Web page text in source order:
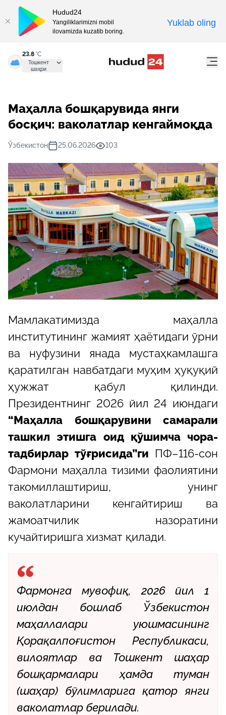
23.8 °C
Тошкент
шаҳри
Маҳалла бошқарувида янги
босқич: ваколатлар кенгаймоқда
Ўзбекистон 25.06.2026 103
Мамлакатимизда маҳалла
институтининг жамият ҳаётидаги ўрни
ва нуфузини янада мустаҳкамлашга
қаратилган навбатдаги муҳим ҳуқуқий
ҳужжат қабул қилинди.
Президентнинг 2026 йил 24 июндаги
“Маҳалла бошқарувини самарали
ташкил этишга оид қўшимча чора-
тадбирлар тўғрисида”ги ПФ–116-сон
Фармони маҳалла тизими фаолиятини
такомиллаштириш, унинг
ваколатларини кенгайтириш ва
жамоатчилик назоратини
кучайтиришга хизмат қилади.
Фармонга мувофиқ, 2026 йил 1
июлдан бошлаб Ўзбекистон
маҳаллалари уюшмасининг
Қорақалпоғистон Республикаси,
вилоятлар ва Тошкент шаҳар
бошқармалари ҳамда туман
(шаҳар) бўлимларига қатор янги
ваколатлар берилади.
Hudud24
Yangiliklarimizni mobil
ilovamizda kuzatib boring.
Yuklab oling